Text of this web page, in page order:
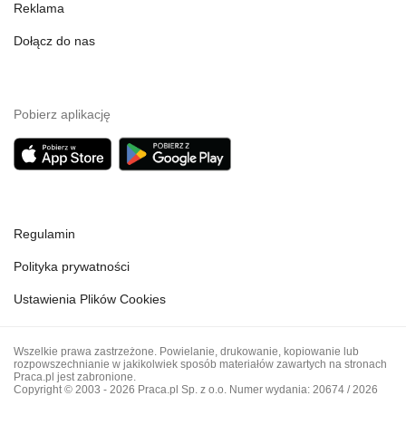
Reklama
Dołącz do nas
Pobierz aplikację
Regulamin
Polityka prywatności
Ustawienia Plików Cookies
Wszelkie prawa zastrzeżone. Powielanie, drukowanie, kopiowanie lub
rozpowszechnianie w jakikolwiek sposób materiałów zawartych na stronach
Praca.pl jest zabronione.
Copyright © 2003 - 2026 Praca.pl Sp. z o.o. Numer wydania: 20674 / 2026